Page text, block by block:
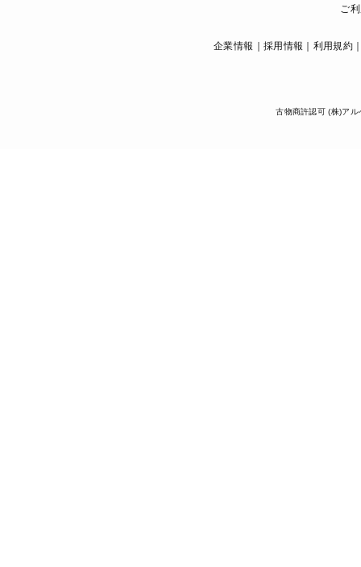
ご
企業情報 採用情報 利用規約
古物商許認可 (株)ア